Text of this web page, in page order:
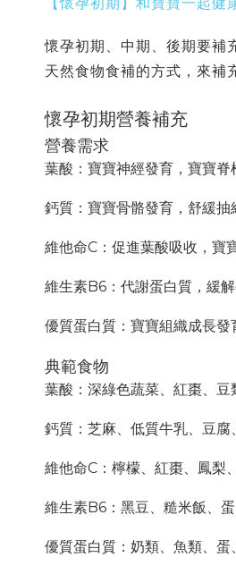
【懷孕初期】和寶寶一起
懷孕初期、中期、後期要補
天然食物食補的方式，來補
懷孕初期營養補充
營養需求
葉酸：寶寶神經發育，寶寶脊
鈣質：寶寶骨骼發育，舒緩抽
維他命C：促進葉酸吸收，寶
維生素B6：代謝蛋白質，緩解
優質蛋白質：寶寶組織成長發
典範食物
葉酸：深綠色蔬菜、紅棗、豆
鈣質：芝麻、低質牛乳、豆腐
維他命C：檸檬、紅棗、鳳梨
維生素B6：黑豆、糙米飯、
優質蛋白質：奶類、魚類、蛋